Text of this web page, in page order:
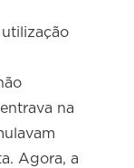
na
Agora, a